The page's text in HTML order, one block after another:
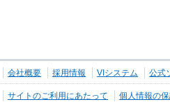
会社概要 採用情報 VIシステム 公式
サイトのご利用にあたって 個人情報の